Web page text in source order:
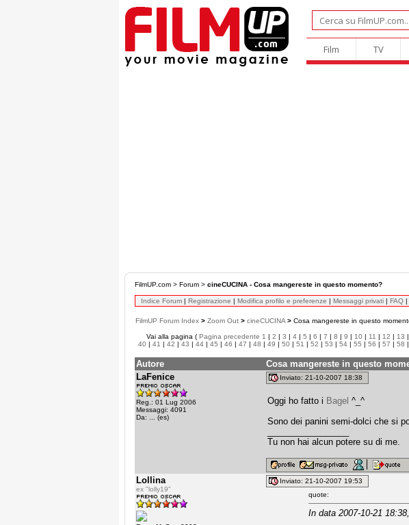
Film TV
FilmUP.com > Forum > cineCUCINA - Cosa mangereste in questo momento?
Indice Forum | Registrazione | Modifica profilo e preferenze | Messaggi privati | FAQ |
FilmUP Forum Index > Zoom Out > cineCUCINA > Cosa mangereste in questo
Vai alla pagina ( Pagina precedente 1 | 2 | 3 | 4 | 5 | 6 | 7 | 8 | 9 | 10 | 11 | 12 | 13 |
40 | 41 | 42 | 43 | 44 | 45 | 46 | 47 | 48 | 49 | 50 | 51 | 52 | 53 | 54 | 55 | 56 | 57 | 58 |
Autore
Cosa mangereste in questo
LaFenice
Reg.: 01 Lug 2006
Messaggi: 4091
Da: ... (es)
Inviato: 21-10-2007 18:38
Oggi ho fatto i Bagel ^_^
Sono dei panini semi-dolci che si
Tu non hai alcun potere su di me.
Lollina
ex "lolly19"
Inviato: 21-10-2007 19:53
quote:
In data 2007-10-21